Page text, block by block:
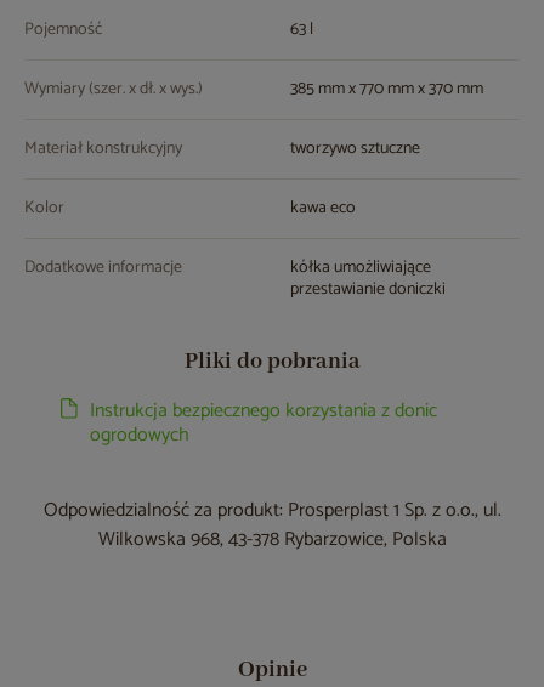
Pojemność 63 l
Wymiary (szer. x dł. x wys.) 385 mm x 770 mm x 370 mm
Materiał konstrukcyjny tworzywo sztuczne
Kolor kawa eco
Dodatkowe informacje kółka umożliwiające
przestawianie doniczki
Pliki do pobrania
Instrukcja bezpiecznego korzystania z donic
ogrodowych
Odpowiedzialność za produkt: Prosperplast 1 Sp. z o.o., ul.
Wilkowska 968, 43-378 Rybarzowice, Polska
Opinie